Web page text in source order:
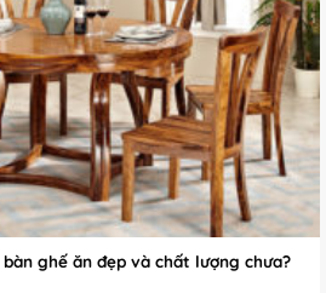
ghế ăn đẹp và chất lượng chưa?